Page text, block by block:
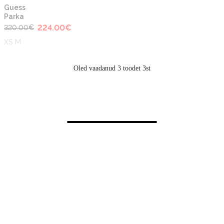
Guess
Parka
320.00€ 224.00€
XS M
Oled vaadanud 3 toodet 3st